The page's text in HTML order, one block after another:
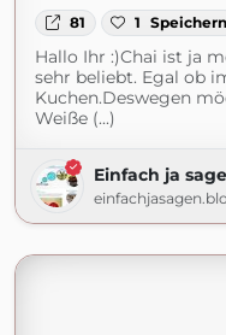
81 1 Speichern
Hallo Ihr :)Chai ist ja
sehr beliebt. Egal ob
Kuchen.Deswegen
Weiße (...)
Einfach ja